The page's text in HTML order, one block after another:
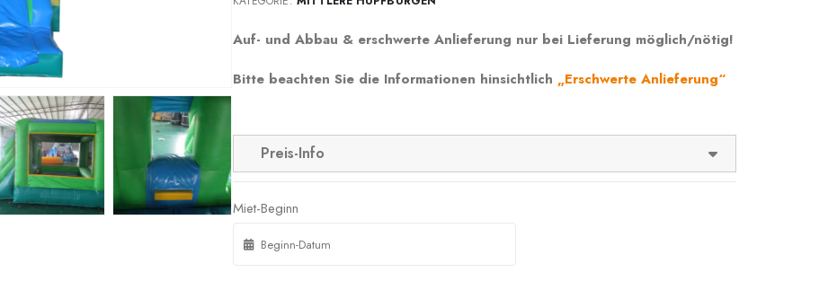
Auf- und Abbau & erschwerte Anlieferung nur bei Lieferung möglich/nötig!
Bitte beachten Sie die Informationen hinsichtlich „Erschwerte Anlieferung“
Preis-Info
Miet-Beginn